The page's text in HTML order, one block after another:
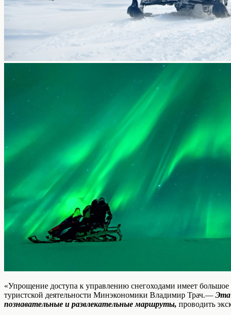
«Упрощение доступа к управлению снегоходами имеет
туристской деятельности Минэкономики Владимир Трач.— Эта
познавательные и развлекательные маршруты, проводить